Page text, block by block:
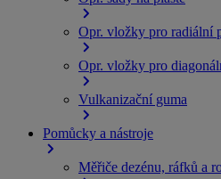
Opr. vložky pro radiální
Opr. vložky pro
Vulkanizační guma
Pomůcky a nástroje
Měřiče dezénu, ráfků a